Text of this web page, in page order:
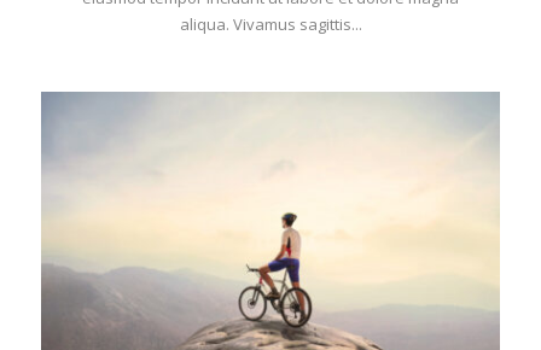
aliqua. Vivamus sagittis...